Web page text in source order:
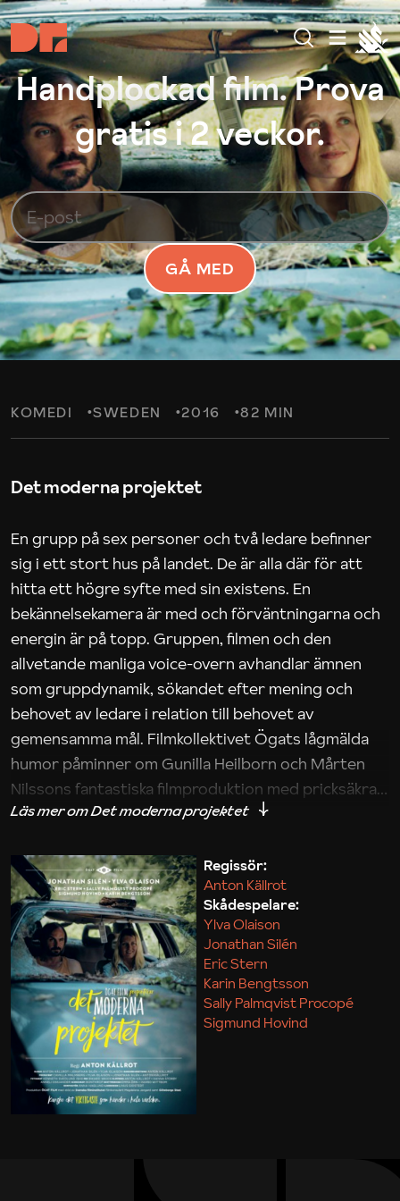
Handplockad film. Prova
gratis i 2 veckor.
GÅ MED
KOMEDI SWEDEN 2016 82 MIN
Det moderna projektet
En grupp på sex personer och två ledare befinner
sig i ett stort hus på landet. De är alla där för att
hitta ett högre syfte med sin existens. En
bekännelsekamera är med och förväntningarna och
energin är på topp. Gruppen, filmen och den
allvetande manliga voice-overn avhandlar ämnen
som gruppdynamik, sökandet efter mening och
behovet av ledare i relation till behovet av
gemensamma mål. Filmkollektivet Ögats lågmälda
humor påminner om Gunilla Heilborn och Mårten
Nilssons fantastiska filmproduktion med pricksäkra
iakttagelser om hur svårt det kan vara att omsätta
Maja Kekonius
Regissör:
Anton Källrot
Skådespelare:
Ylva Olaison
Jonathan Silén
Eric Stern
Karin Bengtsson
Sally Palmqvist Procopé
Sigmund Hovind